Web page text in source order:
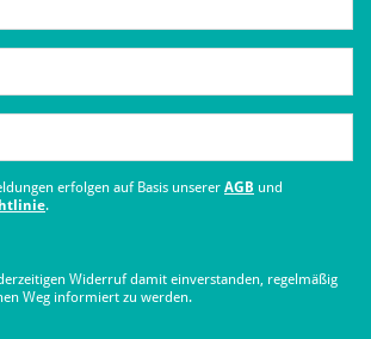
erfolgen auf Basis unserer AGB und
.
Widerruf damit einverstanden, regelmäßig
Weg informiert zu werden.